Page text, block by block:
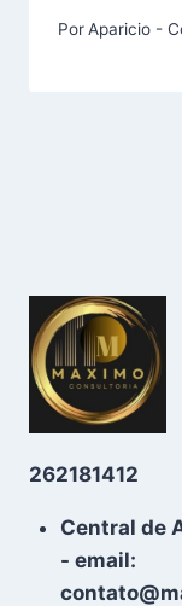
PorAparicio -
262181412
Central de
- email: